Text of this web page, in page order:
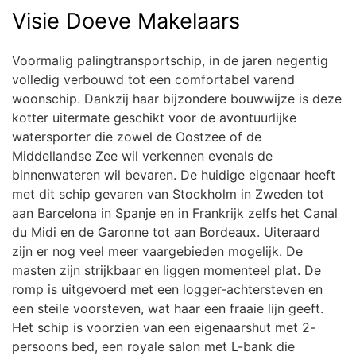
Visie Doeve Makelaars
Voormalig palingtransportschip, in de jaren negentig
volledig verbouwd tot een comfortabel varend
woonschip. Dankzij haar bijzondere bouwwijze is deze
kotter uitermate geschikt voor de avontuurlijke
watersporter die zowel de Oostzee of de
Middellandse Zee wil verkennen evenals de
binnenwateren wil bevaren. De huidige eigenaar heeft
met dit schip gevaren van Stockholm in Zweden tot
aan Barcelona in Spanje en in Frankrijk zelfs het Canal
du Midi en de Garonne tot aan Bordeaux. Uiteraard
zijn er nog veel meer vaargebieden mogelijk. De
masten zijn strijkbaar en liggen momenteel plat. De
romp is uitgevoerd met een logger-achtersteven en
een steile voorsteven, wat haar een fraaie lijn geeft.
Het schip is voorzien van een eigenaarshut met 2-
persoons bed, een royale salon met L-bank die